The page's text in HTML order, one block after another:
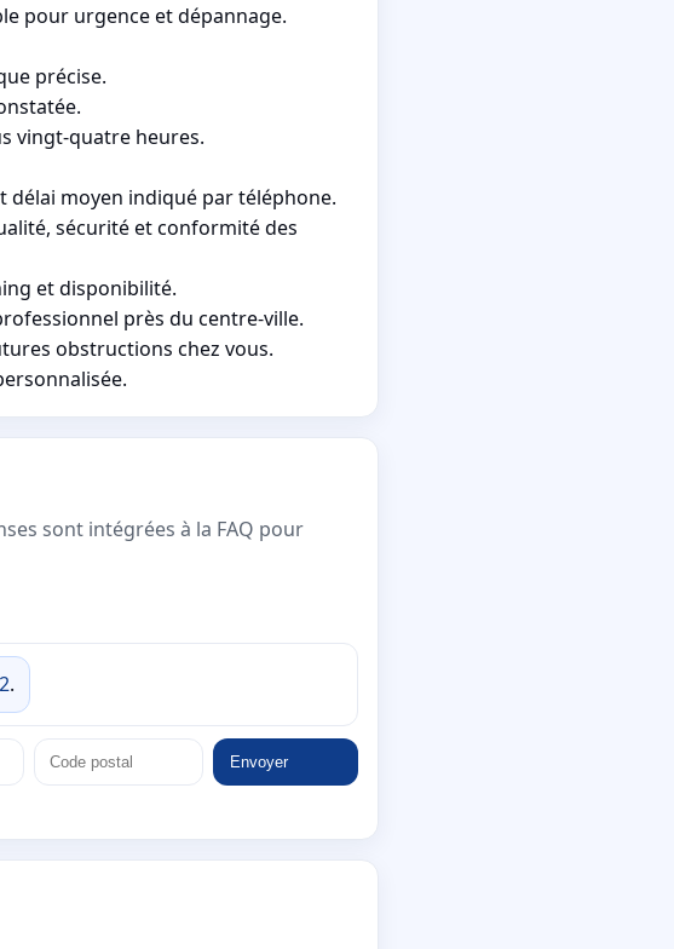
pour urgence et dépannage.
précise.
vingt-quatre heures.
délai moyen indiqué par téléphone.
sécurité et conformité des
et disponibilité.
près du centre-ville.
obstructions chez vous.
sont intégrées à la FAQ pour
.
Envoyer